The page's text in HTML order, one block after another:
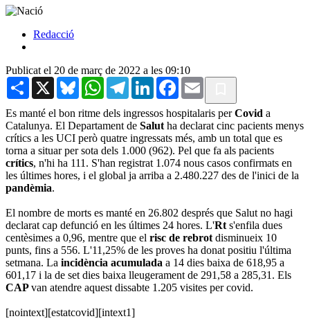
Redacció
Publicat el 20 de març de 2022 a les 09:10
Share X BlueskyWhatsAppTelegramLinkedInFacebook
Email
Es manté el bon ritme dels ingressos hospitalaris perCovid a
Catalunya. El Departament de Salut ha declarat cinc pacients menys
crítics a les UCI però quatre ingressats més, amb un total que es
torna a situar per sota dels 1.000 (962). Pel que fa als pacients
crítics, n'hi ha 111. S'han registrat 1.074 nous casos confirmats en
les últimes hores, i el global ja arriba a 2.480.227 des de l'inici de la
pandèmia.
El nombre de morts es manté en 26.802 després que Salut no hagi
declarat cap defunció en les últimes 24 hores. L'Rt s'enfila dues
centèsimes a 0,96, mentre que el risc de rebrot disminueix 10
punts, fins a 556. L'11,25% de les proves ha donat positiu l'última
setmana. La incidència acumulada a 14 dies baixa de 618,95 a
601,17 i la de set dies baixa lleugerament de 291,58 a 285,31. Els
CAPvan atendre aquest dissabte 1.205 visites per covid.
[nointext][estatcovid][intext1]